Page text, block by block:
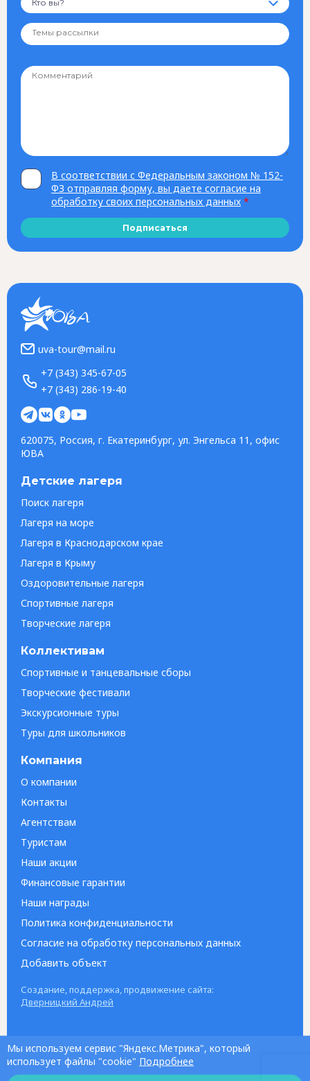
Кто вы?
В соответствии с Федеральным законом № 152-
ФЗ отправляя форму, вы даете согласие на
обработку своих персональных данных *
Подписаться
uva-tour@mail.ru
+7 (343) 345-67-05
+7 (343) 286-19-40
620075, Россия, г. Екатеринбург, ул. Энгельса 11, офис
ЮВА
Детские лагеря
Поиск лагеря
Лагеря на море
Лагеря в Краснодарском крае
Лагеря в Крыму
Оздоровительные лагеря
Спортивные лагеря
Творческие лагеря
Коллективам
Спортивные и танцевальные сборы
Творческие фестивали
Экскурсионные туры
Туры для школьников
Компания
О компании
Контакты
Агентствам
Туристам
Наши акции
Финансовые гарантии
Наши награды
Политика конфиденциальности
Согласие на обработку персональных данных
Добавить объект
Создание, поддержка, продвижение сайта:
Дверницкий Андрей
Мы используем сервис "Яндекс.Метрика", который
использует файлы "cookie" Подробнее